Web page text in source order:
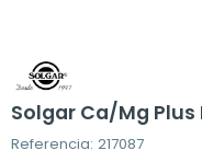
Solgar Ca/Mg
Referencia: 217087